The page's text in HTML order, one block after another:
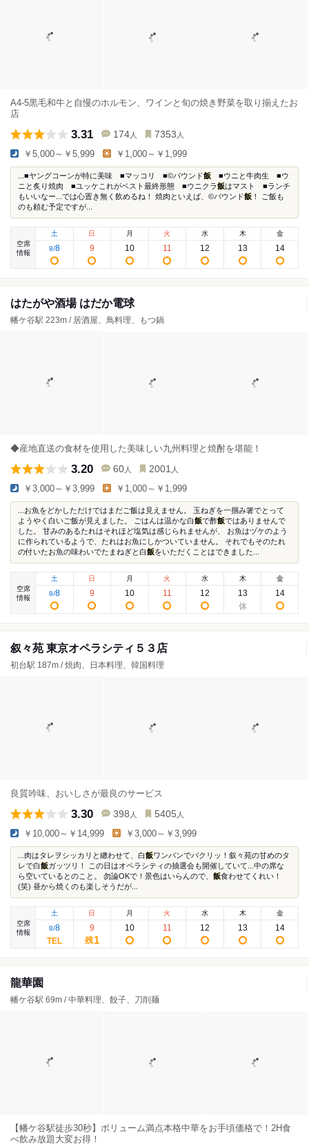
A4-5黒毛和牛と自慢のホルモン、ワインと旬の焼き野菜を取り揃えたお
店
3.31 174 人 7353 人
￥5,000～￥5,999 ￥1,000～￥1,999
...■ヤングコーンが特に美味 ■マッコリ ■©️バウンド飯 ■ウニと牛肉生 ■ウ
ニと炙り焼肉 ■ユッケこれがベスト最終形態 ■ウニクラ飯はマスト ■ランチ
もいいなー...では心置き無く飲めるね！ 焼肉といえば、©️バウンド飯 ！ ご飯も
のも頼む予定ですが...
空席
情報
土
8/8
日
9
月
10
火
11
水
12
木
13
金
14
はたがや酒場 はだか電球
幡ケ谷駅 223m / 居酒屋、鳥料理、もつ鍋
◆産地直送の食材を使用した美味しい九州料理と焼酎を堪能！
3.20 60 人 2001 人
￥3,000～￥3,999 ￥1,000～￥1,999
...お魚をどかしただけではまだご飯は見えません。 玉ねぎを一掴み箸でとって
ようやく白いご飯が見えました。 ごはんは温かな白飯で酢飯ではありませんで
した。 甘みのあるたれはそれほど塩気は感じられませんが、 お魚はヅケのよう
に作られているようで、たれはお魚にしかついていません。 それでもそのたれ
の付いたお魚の味わいでたまねぎと白飯をいただくことはできました...
空席
情報
土
8/8
日
9
月
10
火
11
水
12
木
13
金
14
叙々苑 東京オペラシティ５３店
初台駅 187m / 焼肉、日本料理、韓国料理
良質吟味、おいしさが最良のサービス
3.30 398 人 5405 人
￥10,000～￥14,999 ￥3,000～￥3,999
...肉はタレヲシッカリと纏わせて、白飯ワンバンでパクリッ！叙々苑の甘めのタ
レで白飯ガッツリ！ この日はオペラシティの抽選会も開催していて...中の席な
ら空いているとのこと。 勿論OKで！景色はいらんので、 飯食わせてくれい！
(笑) 昼から焼くのも楽しそうだが...
空席
情報
土
8/8
日
9
残1
月
10
火
11
水
12
木
13
金
14
龍華園
幡ケ谷駅 69m / 中華料理、餃子、刀削麺
【幡ケ谷駅徒歩30秒】ボリューム満点本格中華をお手頃価格で！2H食
べ飲み放題大変お得！